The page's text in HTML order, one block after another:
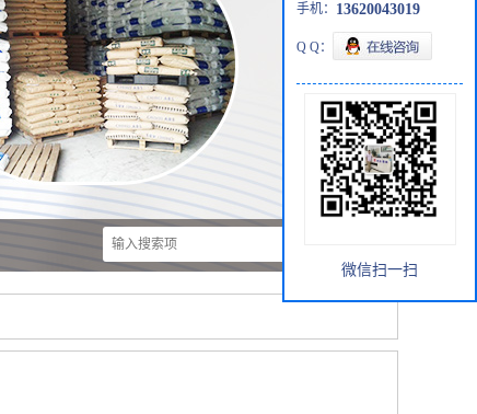
手机： 13620043019
Q Q：
微信扫一扫